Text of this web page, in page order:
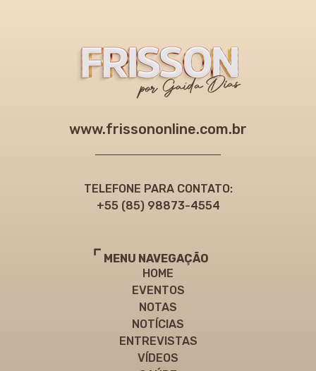
www.frissononline.com.br
TELEFONE PARA CONTATO:
+55 (85) 98873-4554
MENU NAVEGAÇÃO
HOME
EVENTOS
NOTAS
NOTÍCIAS
ENTREVISTAS
VÍDEOS